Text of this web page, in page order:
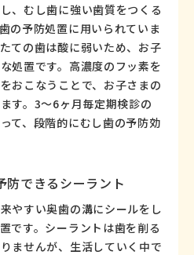
、むし歯に強い歯質をつくる
の予防処置に用いられていま
ての歯は酸に弱いため、お子
処置です。高濃度のフッ素を
おこなうことで、お子さまの
す。3〜6ヶ月毎定期検診の
て、段階的にむし歯の予防効
防できるシーラント
やすい奥歯の溝にシールをし
です。シーラントは歯を削る
ませんが、生活していく中で